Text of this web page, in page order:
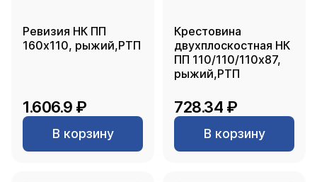
Ревизия НК ПП
160х110, рыжий,РТП
1.606.9 ₽
В корзину
Крестовина
двухплоскостная НК
ПП 110/110/110х87,
рыжий,РТП
728.34 ₽
В корзину